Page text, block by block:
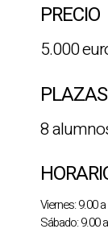
PRECIO
5.000
PLAZAS
8
Viernes: 9.00
Sábado: 9.00